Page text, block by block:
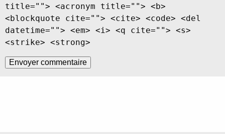
title=""> <acronym title=""> <b>
<blockquote cite=""> <cite> <code> <del
datetime=""> <em> <i> <q cite=""> <s>
<strike> <strong>